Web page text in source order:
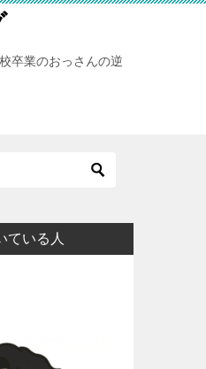
卒業のおっさんの逆
ている人